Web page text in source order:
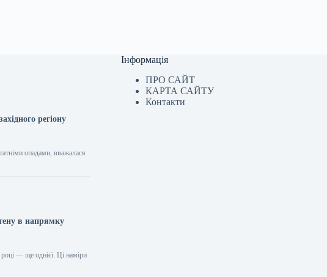
регіону
опадами, вважалася
в напрямку
— ще однієї. Ці наміри
Інформація
ПРО САЙТ
КАРТА САЙТУ
Контакти